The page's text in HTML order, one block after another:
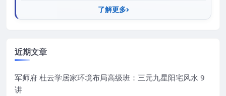
了解更多
近期文章
军师府 杜云学居家环境布局高级班：三元九星阳宅风水 9
讲